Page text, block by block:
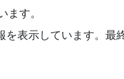
す。
を表示しています。